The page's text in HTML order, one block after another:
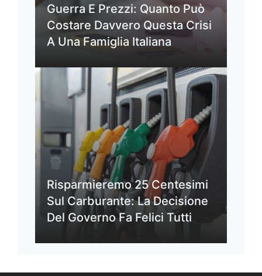
Guerra E Prezzi: Quanto Può
Costare Davvero Questa Crisi
A Una Famiglia Italiana
Risparmieremo 25 Centesimi
Sul Carburante: La Decisione
Del Governo Fa Felici Tutti